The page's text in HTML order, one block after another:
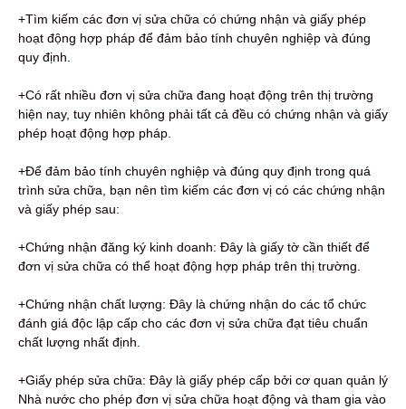
+Tìm kiếm các đơn vị sửa chữa có chứng nhận và giấy phép
hoạt động hợp pháp để đảm bảo tính chuyên nghiệp và đúng
quy định.
+Có rất nhiều đơn vị sửa chữa đang hoạt động trên thị trường
hiện nay, tuy nhiên không phải tất cả đều có chứng nhận và giấy
phép hoạt động hợp pháp.
+Để đảm bảo tính chuyên nghiệp và đúng quy định trong quá
trình sửa chữa, bạn nên tìm kiếm các đơn vị có các chứng nhận
và giấy phép sau:
+Chứng nhận đăng ký kinh doanh: Đây là giấy tờ cần thiết để
đơn vị sửa chữa có thể hoạt động hợp pháp trên thị trường.
+Chứng nhận chất lượng: Đây là chứng nhận do các tổ chức
đánh giá độc lập cấp cho các đơn vị sửa chữa đạt tiêu chuẩn
chất lượng nhất định.
+Giấy phép sửa chữa: Đây là giấy phép cấp bởi cơ quan quản lý
Nhà nước cho phép đơn vị sửa chữa hoạt động và tham gia vào